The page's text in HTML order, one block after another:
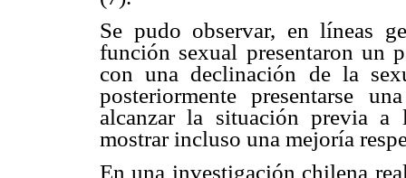
Se pudo observar, en líneas
función sexual presentaron un
con una declinación de la
posteriormente presentarse
alcanzar la situación previa a
mostrar incluso una mejoría
En una investigación chilena